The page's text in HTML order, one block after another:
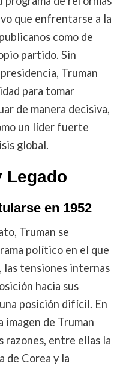
que enfrentarse a la
como de
partido. Sin
Truman
para tomar
de manera decisiva,
un líder fuerte
global.
Legado
en 1952
Truman se
político en el que
las tensiones internas
hacia sus
posición difícil. En
imagen de Truman
razones, entre ellas la
de Corea y la